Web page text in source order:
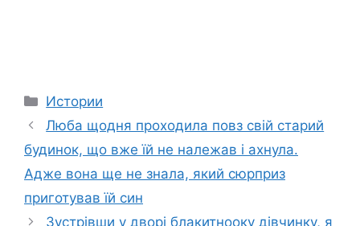
Categories
Истории
Люба щодня проходила повз свій старий
будинок, що вже їй не належав і ахнула.
Адже вона ще не знала, який сюрприз
приготував їй син
Зустрівши у дворі блакитнооку дівчинку, я